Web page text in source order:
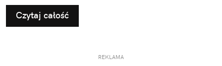
Czytaj całość
REKLAMA